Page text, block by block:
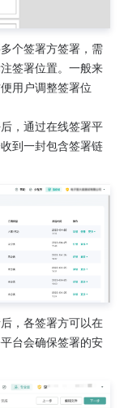
个签署方签署，需
签署位置。一般来
用户调整签署位
，通过在线签署平
到一封包含签署链
，各签署方可以在
台会确保签署的安